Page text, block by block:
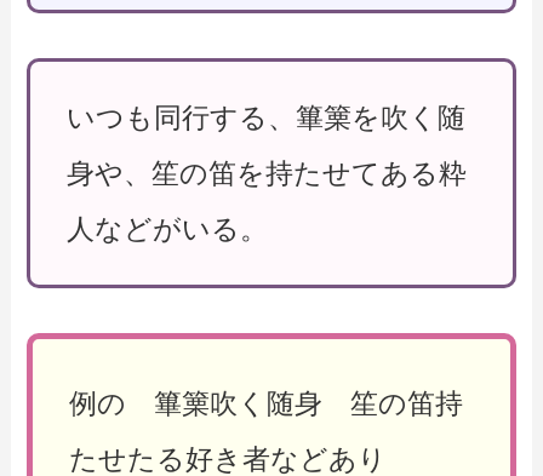
いつも同行する、篳篥を吹く随
身や、笙の笛を持たせてある粋
人などがいる。
例の 篳篥吹く随身 笙の笛持
たせたる好き者などあり